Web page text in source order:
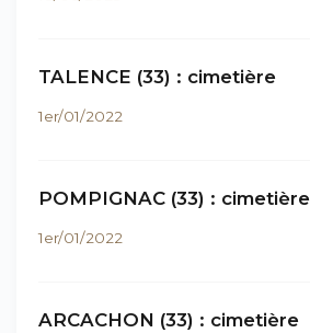
TALENCE (33) : cimetière
1er/01/2022
POMPIGNAC (33) : cimetière
1er/01/2022
ARCACHON (33) : cimetière